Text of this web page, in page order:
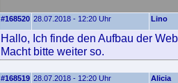
#168520 28.07.2018 - 12:20 Uhr Lino
Hallo, Ich finde den Aufbau der
Macht bitte weiter so.
#168519 28.07.2018 - 12:20 Uhr Alicia